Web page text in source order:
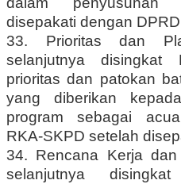
disepakati dengan
33. Prioritas dan
selanjutnya disingkat
prioritas dan patokan
yang diberikan
program sebagai
RKA-SKPD setelah
34. Rencana Kerja
selanjutnya